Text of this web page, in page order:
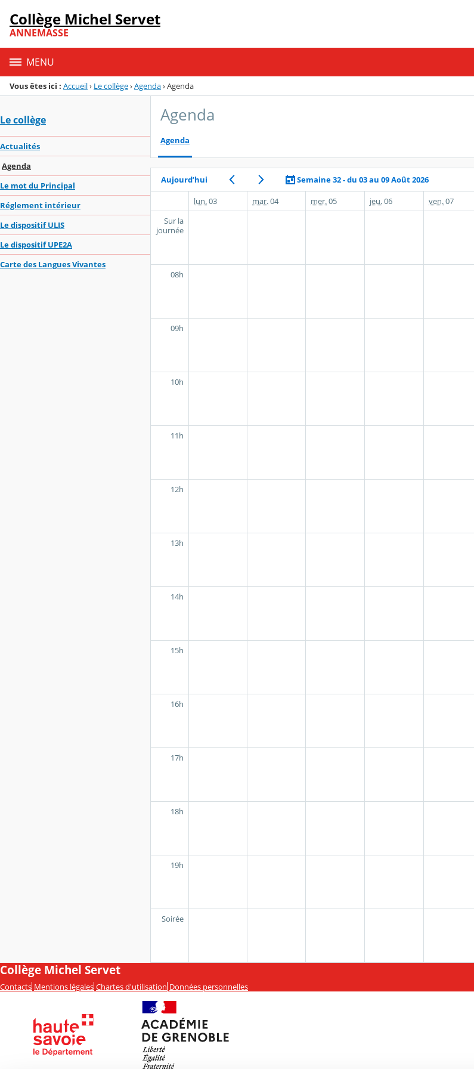
Menu de la rubrique
Contenu
Collège Michel Servet
ANNEMASSE
MENU
Vous êtes ici : Accueil› Le collège›Agenda›Agenda
Le collège
Actualités
Agenda
Le mot du Principal
Réglement intérieur
Le dispositif ULIS
Le dispositif UPE2A
Carte des Langues Vivantes
Agenda
Agenda
Aujourd’hui Semaine 32 - du 03 au 09 Août 2026
lun.03 mar.04 mer.05 jeu.06 ven.07
Sur la
journée
08h
09h
10h
11h
12h
13h
14h
15h
16h
17h
18h
19h
Soirée
Collège Michel Servet
Contacts Mentions légales Chartes d'utilisation Données personnelles